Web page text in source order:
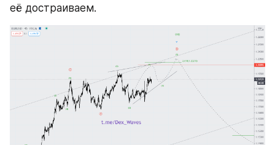
её достраиваем.